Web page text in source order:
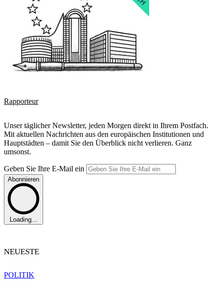
Rapporteur
Unser täglicher Newsletter, jeden Morgen direkt in Ihrem Postfach.
Mit aktuellen Nachrichten aus den europäischen Institutionen und
Hauptstädten – damit Sie den Überblick nicht verlieren. Ganz
umsonst.
Geben Sie Ihre E-Mail ein
Abonnieren
Loading...
NEUESTE
POLITIK